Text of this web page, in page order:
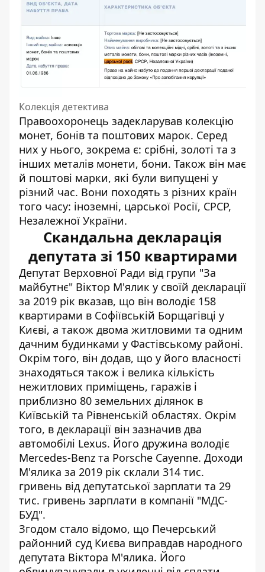
Колекція детектива
Правоохоронець задекларував колекцію
монет, бонів та поштових марок. Серед
них у нього, зокрема є: срібні, золоті та з
інших металів монети, бони. Також він має
й поштові марки, які були випущені у
різний час. Вони походять з різних країн
того часу: іноземні, царської Росії, СРСР,
Незалежної України.
Скандальна декларація
депутата зі 150 квартирами
Депутат Верховної Ради від групи "За
майбутнє" Віктор М'ялик у своїй декларації
за 2019 рік вказав, що він володіє 158
квартирами в Софіївській Борщагівці у
Києві, а також двома житловими та одним
дачним будинками у Фастівському районі.
Окрім того, він додав, що у його власності
знаходяться також і велика кількість
нежитлових приміщень, гаражів і
приблизно 80 земельних ділянок в
Київській та Рівненській областях. Окрім
того, в декларації він зазначив два
автомобілі Lexus. Його дружина володіє
Mercedes-Benz та Porsche Cayenne. Доходи
М'ялика за 2019 рік склали 314 тис.
гривень від депутатської зарплати та 29
тис. гривень зарплати в компанії "МДС-
БУД".
Згодом стало відомо, що Печерський
районний суд Києва виправдав народного
депутата Віктора М'ялика. Його